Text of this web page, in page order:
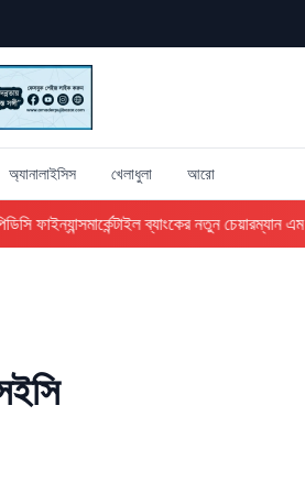
অ্যানালাইসিস খেলাধুলা আরো
ফাইন্যান্সমার্কেন্টাইল ব্যাংকের নতুন চেয়ারম্যান এম এ